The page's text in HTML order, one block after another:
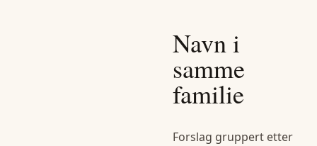
Navn i
samme
familie
Forslag gruppert etter